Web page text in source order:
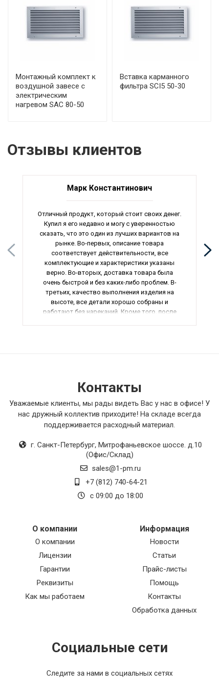
Монтажный комплект к
воздушной завесе с
электрическим
нагревом SAC 80-50
Вставка карманного
фильтра SCI5 50-30
Отзывы клиентов
Марк Константинович
Отличный продукт, который стоит своих денег.
Купил я его недавно и могу с уверенностью
сказать, что это один из лучших вариантов на
рынке. Во-первых, описание товара
соответствует действительности, все
комплектующие и характеристики указаны
верно. Во-вторых, доставка товара была
очень быстрой и без каких-либо проблем. В-
третьих, качество выполнения изделия на
высоте, все детали хорошо собраны и
работают без нареканий. Кроме того, после
Контакты
Уважаемые клиенты, мы рады видеть Вас у нас в офисе! У
нас дружный коллектив приходите! На складе всегда
поддерживается расходный материал.
г. Санкт-Петербург, Митрофаньевское шоссе. д.10
(Офис/Склад)
sales@1-pm.ru
+7 (812) 740-64-21
с 09:00 до 18:00
О компании
О компании
Лицензии
Гарантии
Реквизиты
Как мы работаем
Информация
Новости
Статьи
Прайс-листы
Помощь
Контакты
Обработка данных
Социальные сети
Следите за нами в социальных сетях